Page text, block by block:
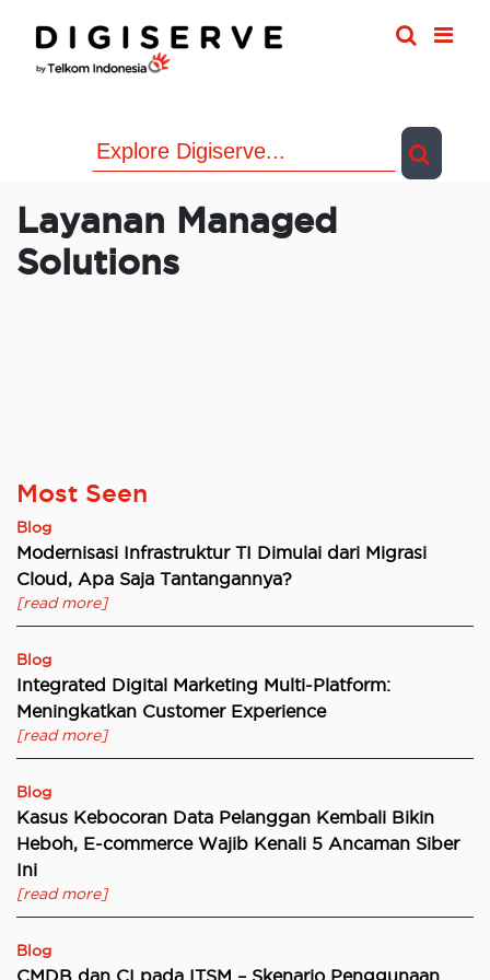
content
Layanan Managed
Solutions
Most Seen
Blog
Modernisasi Infrastruktur TI Dimulai dari Migrasi
Cloud, Apa Saja Tantangannya?
[read more]
Blog
Integrated Digital Marketing Multi-Platform:
Meningkatkan Customer Experience
[read more]
Blog
Kasus Kebocoran Data Pelanggan Kembali Bikin
Heboh, E-commerce Wajib Kenali 5 Ancaman Siber
Ini
[read more]
Blog